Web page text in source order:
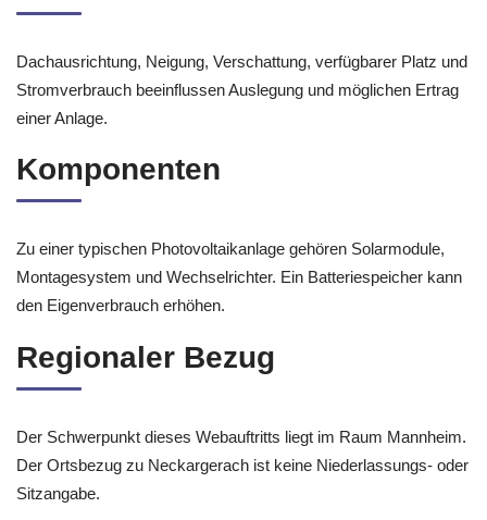
Dachausrichtung, Neigung, Verschattung, verfügbarer Platz und
Stromverbrauch beeinflussen Auslegung und möglichen Ertrag
einer Anlage.
Komponenten
Zu einer typischen Photovoltaikanlage gehören Solarmodule,
Montagesystem und Wechselrichter. Ein Batteriespeicher kann
den Eigenverbrauch erhöhen.
Regionaler Bezug
Der Schwerpunkt dieses Webauftritts liegt im Raum Mannheim.
Der Ortsbezug zu Neckargerach ist keine Niederlassungs- oder
Sitzangabe.